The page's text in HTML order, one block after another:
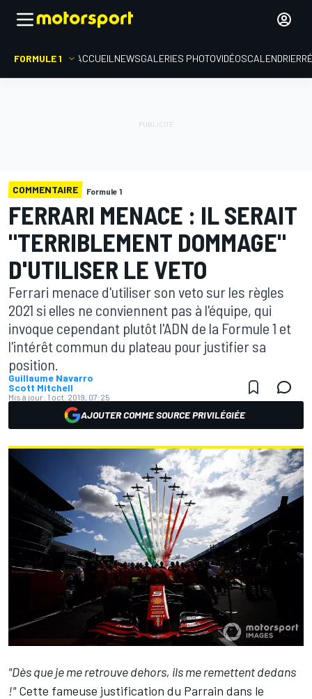
FORMULE 1 ACCUEIL NEWSGALERIES PHOTOVIDÉOSCALENDRIER
COMMENTAIRE Formule 1
FERRARI MENACE : IL SERAIT
"TERRIBLEMENT DOMMAGE"
D'UTILISER LE VETO
Ferrari menace d'utiliser son veto sur les règles
2021 si elles ne conviennent pas à l'équipe, qui
invoque cependant plutôt l'ADN de la Formule 1 et
l'intérêt commun du plateau pour justifier sa
position.
Guillaume Navarro
Scott Mitchell
Mis à jour: 1 oct. 2019, 07:25
AJOUTER COMME SOURCE PRIVILÉGIÉE
"Dès que je me retrouve dehors, ils me remettent dedans
!"Cette fameuse justification du Parrain dans le